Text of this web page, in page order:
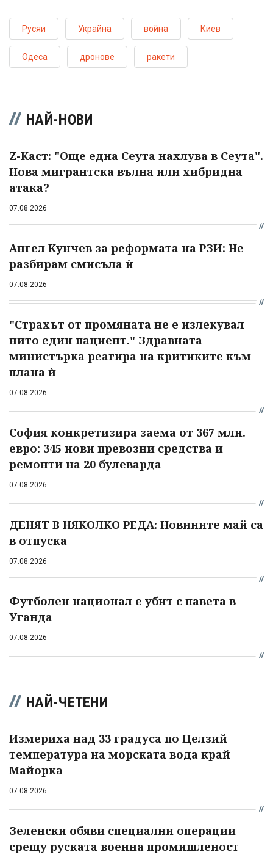
Русяи Украйна война Киев
Одеса дронове ракети
НАЙ-НОВИ
Z-Каст: "Още една Сеута нахлува в Сеута".
Нова мигрантска вълна или хибридна
атака?
07.08.2026
Ангел Кунчев за реформата на РЗИ: Не
разбирам смисъла ѝ
07.08.2026
"Страхът от промяната не е излекувал
нито един пациент." Здравната
министърка реагира на критиките към
плана ѝ
07.08.2026
София конкретизира заема от 367 млн.
евро: 345 нови превозни средства и
ремонти на 20 булеварда
07.08.2026
ДЕНЯТ В НЯКОЛКО РЕДА: Новините май са
в отпуска
07.08.2026
Футболен национал е убит с павета в
Уганда
07.08.2026
НАЙ-ЧЕТЕНИ
Измериха над 33 градуса по Целзий
температура на морската вода край
Майорка
07.08.2026
Зеленски обяви специални операции
срещу руската военна промишленост